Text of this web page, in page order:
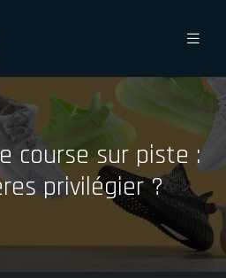
course sur piste :
privilégier ?